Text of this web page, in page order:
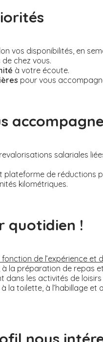
vos disponibilités, en
de chez vous.
à votre écoute.
pour vous
salariales
de réductions
kilométriques.
quotidien !
de l’expérience
la préparation de repas
dans les activités de
la toilette, à l’habillage